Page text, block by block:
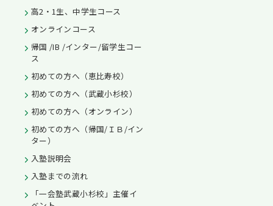
高2・1生、中学生コース
オンラインコース
帰国 /IB /インター/留学生コー
ス
初めての方へ（恵比寿校）
初めての方へ（武蔵小杉校）
初めての方へ（オンライン）
初めての方へ（帰国/ＩＢ/イン
ター）
入塾説明会
入塾までの流れ
「一会塾武蔵小杉校」主催イ